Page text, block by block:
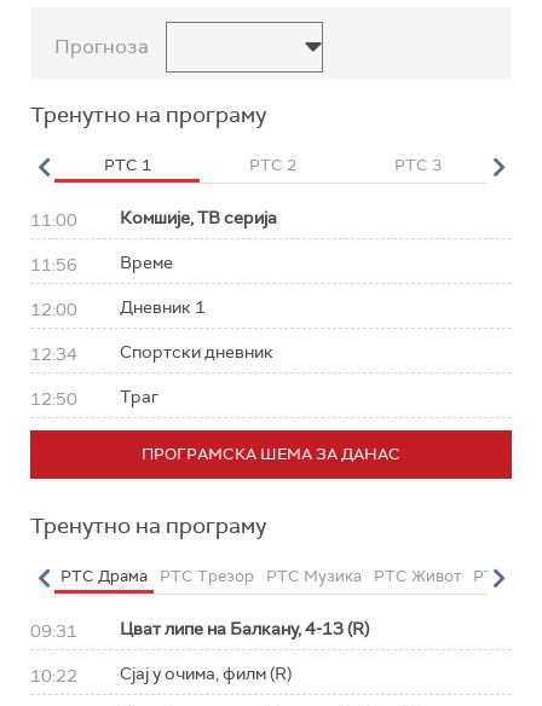
Прогноза
Тренутно на програму
РТС 1 РТС 2 РТС 3
11:00 Комшије, ТВ серија
11:56 Време
12:00 Дневник 1
12:34 Спортски дневник
12:50 Траг
ПРОГРАМСКА ШЕМА ЗА ДАНАС
Тренутно на програму
РТС Драма РТС Трезор РТС Музика РТС Живот РТС
09:31 Цват липе на Балкану, 4-13 (R)
10:22 Сјај у очима, филм (R)